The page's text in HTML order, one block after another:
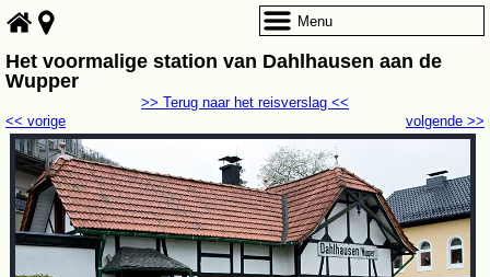
Het voormalige station van Dahlhausen aan de
Wupper
volgende >>
<< vorige
>> Terug naar het reisverslag <<
Menu